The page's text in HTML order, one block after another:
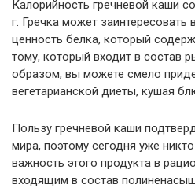
Калорийность гречневой каши
г. Гречка может заинтересовать
ценность белка, который
тому, который входит в состав
образом, вы можете смело
вегетарианской диеты, кушая
Пользу гречневой каши
мира, поэтому сегодня уже
важность этого продукта в
входящим в состав